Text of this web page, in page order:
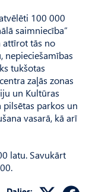
100 000
saimniecība”
attīrot tās no
nepieciešamības
tukšotas
zaļās zonas
un Kultūras
parkos un
vasarā, kā arī
latu. Savukārt